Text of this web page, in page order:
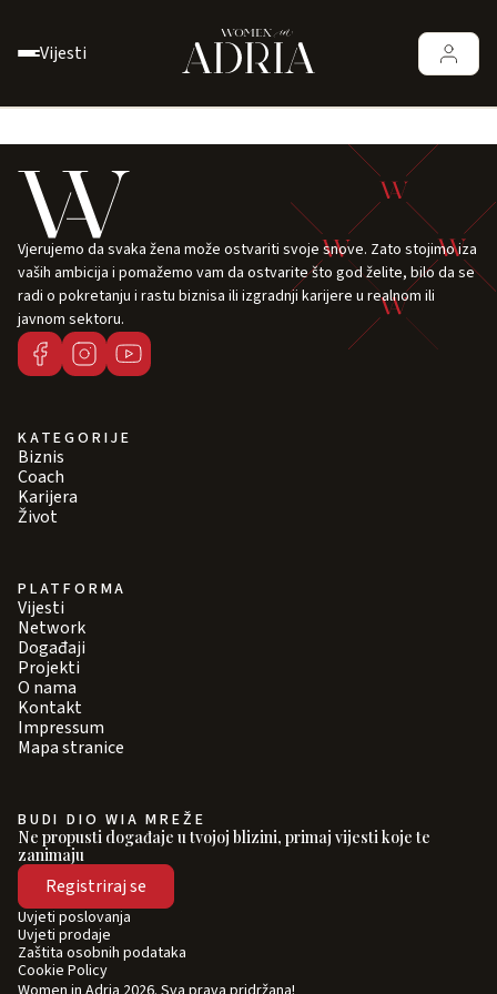
Vijesti
Vjerujemo da svaka žena može ostvariti svoje snove. Zato stojimo iza
vaših ambicija i pomažemo vam da ostvarite što god želite, bilo da se
radi o pokretanju i rastu biznisa ili izgradnji karijere u realnom ili
javnom sektoru.
KATEGORIJE
Biznis
Coach
Karijera
Život
PLATFORMA
Vijesti
Network
Događaji
Projekti
O nama
Kontakt
Impressum
Mapa stranice
BUDI DIO WIA MREŽE
Ne propusti događaje u tvojoj blizini, primaj vijesti koje te
zanimaju
Registriraj se
Uvjeti poslovanja
Uvjeti prodaje
Zaštita osobnih podataka
Cookie Policy